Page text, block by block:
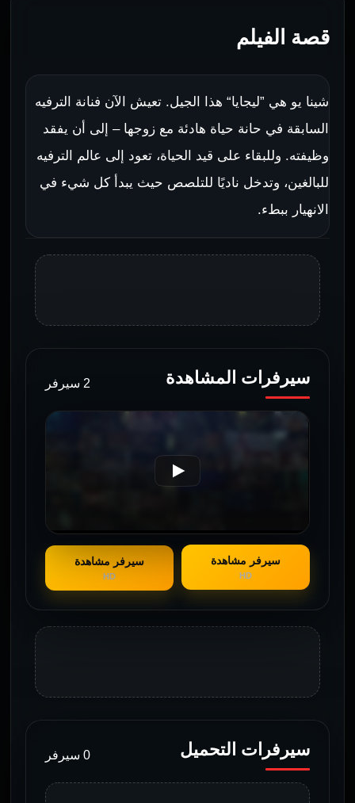
قصة الفيلم
شينا يو هي ”ليجايا“ هذا الجيل. تعيش الآن فنانة الترفيه
السابقة في حانة حياة هادئة مع زوجها – إلى أن يفقد
وظيفته. وللبقاء على قيد الحياة، تعود إلى عالم الترفيه
للبالغين، وتدخل ناديًا للتلصص حيث يبدأ كل شيء في
الانهيار ببطء.
سيرفرات المشاهدة 2 سيرفر
سيرفر مشاهدة
HD
سيرفر مشاهدة
HD
سيرفرات التحميل 0 سيرفر